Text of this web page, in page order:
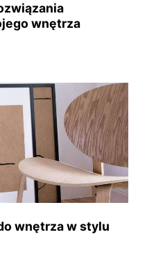
wnętrza
wnętrza w stylu